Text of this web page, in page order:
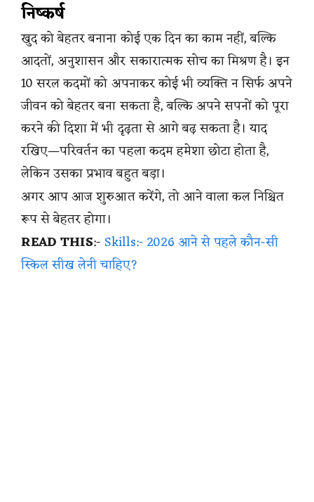
निष्कर्ष
खुद को बेहतर बनाना कोई एक दिन का काम नहीं, बल्कि
आदतों, अनुशासन और सकारात्मक सोच का मिश्रण है। इन
10 सरल कदमों को अपनाकर कोई भी व्यक्ति न सिर्फ अपने
जीवन को बेहतर बना सकता है, बल्कि अपने सपनों को पूरा
करने की दिशा में भी दृढ़ता से आगे बढ़ सकता है। याद
रखिए—परिवर्तन का पहला कदम हमेशा छोटा होता है,
लेकिन उसका प्रभाव बहुत बड़ा।
अगर आप आज शुरुआत करेंगे, तो आने वाला कल निश्चित
रूप से बेहतर होगा।
READ THIS:- Skills:- 2026 आने से पहले कौन-सी
स्किल सीख लेनी चाहिए?